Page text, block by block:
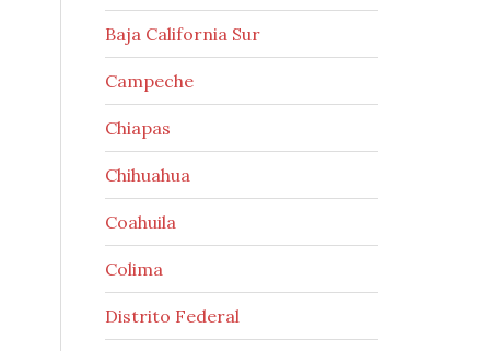
Baja California Sur
Campeche
Chiapas
Chihuahua
Coahuila
Colima
Distrito Federal